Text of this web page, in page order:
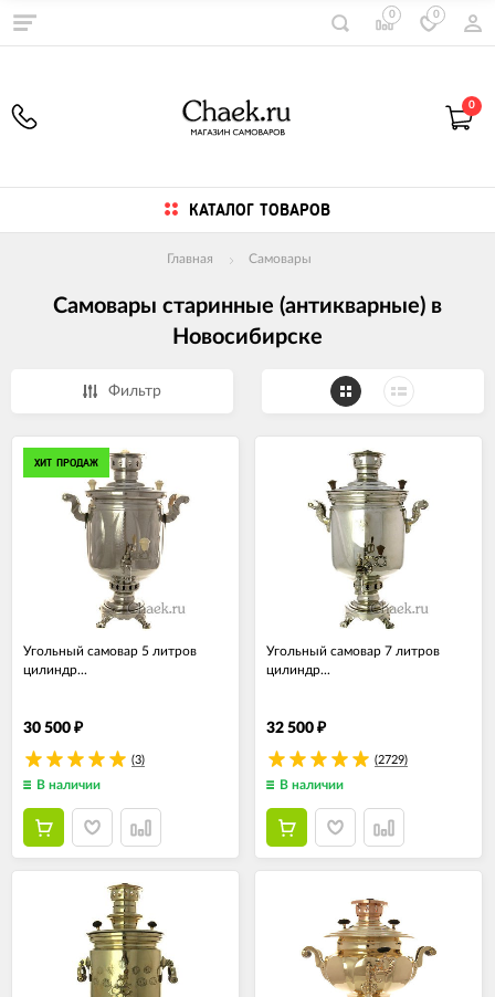
0 0
0
КАТАЛОГ ТОВАРОВ
Главная Самовары
Самовары старинные (антикварные) в
Новосибирске
Фильтр
Угольный самовар 5 литров
цилиндр...
30 500 ₽
(3)
В наличии
ХИТ ПРОДАЖ
Угольный самовар 7 литров
цилиндр...
32 500₽
(2729)
В наличии